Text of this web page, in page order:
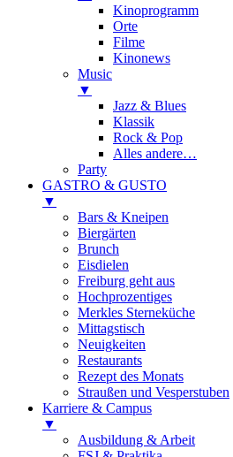
Kinoprogramm
Orte
Filme
Kinonews
Music
▼
Jazz & Blues
Klassik
Rock & Pop
Alles andere…
Party
GASTRO & GUSTO
▼
Bars & Kneipen
Biergärten
Brunch
Eisdielen
Freiburg geht aus
Hochprozentiges
Merkles Sterneküche
Mittagstisch
Neuigkeiten
Restaurants
Rezept des Monats
Straußen und Vesperstuben
Karriere & Campus
▼
Ausbildung & Arbeit